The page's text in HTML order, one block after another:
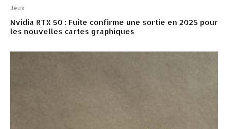
Jeux
Nvidia RTX 50 : Fuite confirme une sortie en 2025 pour
les nouvelles cartes graphiques